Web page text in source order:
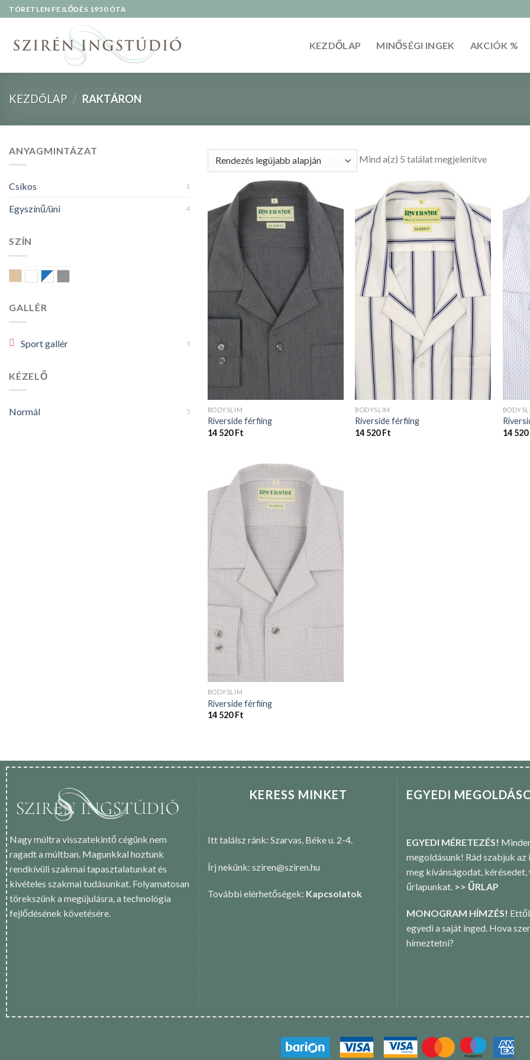
Skip
to
TÖRETLEN FEJLŐDÉS 1950 ÓTA
KEZDŐLAP MINŐSÉGI INGEK AKCIÓK %
KEZDŐLAP / RAKTÁRON
ANYAGMINTÁZAT
Csíkos 1
Egyszínű/üni 4
SZÍN
DrappFehérKék-fehér
GALLÉR
Sport gallér 5
KÉZELŐ
Normál 5
Mind a(z) 5 találat megjelenítve
BODYSLIM
Riverside férfiing
14 520Ft
BODYSLIM
Riverside férfiing
14 520Ft
14 520
BODYSLIM
Riverside férfiing
14 520Ft
Nagy múltra visszatekintő cégünk nem
ragadt a múltban. Magunkkal hoztunk
rendkívüli szakmai tapasztalatunkat és
kivételes szakmai tudásunkat. Folyamatosan
törekszünk a megújulásra, a technológia
fejlődésének követésére.
KERESS MINKET
Itt találsz ránk: Szarvas, Béke u. 2-4.
Írj nekünk: sziren@sziren.hu
További elérhetőségek: Kapcsolatok
EGYEDI
EGYEDI MÉRETEZÉS!
megoldásunk! Rád szabjuk az
meg kívánságodat, kérésedet,
űrlapunkat. >> ŰRLAP
MONOGRAM HÍMZÉS!
egyedi a saját inged. Hova
hímeztetni?